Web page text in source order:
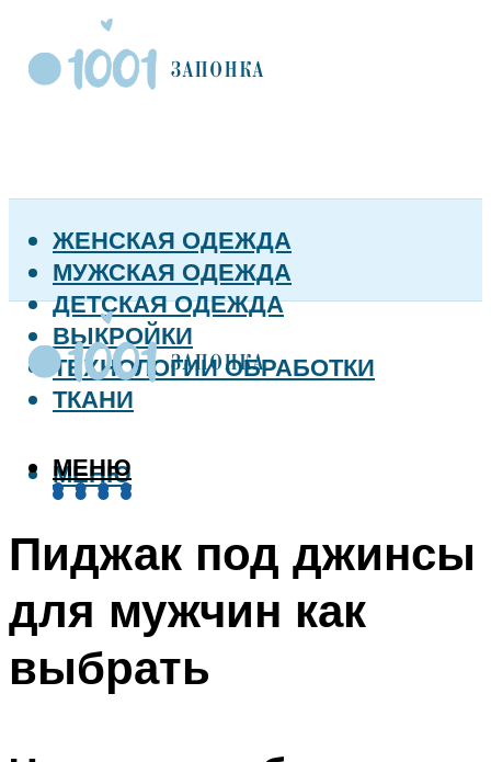
ЖЕНСКАЯ ОДЕЖДА
МУЖСКАЯ ОДЕЖДА
ДЕТСКАЯ ОДЕЖДА
ВЫКРОЙКИ
ТЕХНОЛОГИИ ОБРАБОТКИ
ТКАНИ
МЕНЮ
МЕНЮ
Пиджак под джинсы
для мужчин как
выбрать